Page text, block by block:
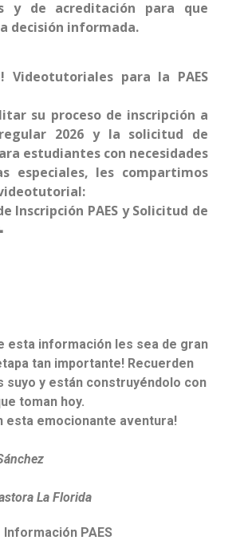
y de acreditación para que
decisión informada.
Videotutoriales para la PAES
su proceso de inscripción a
2026 y la solicitud de
estudiantes con necesidades
especiales, les compartimos
Inscripción PAES y Solicitud de
esta información les sea de gran
tan importante! Recuerden
suyo y están construyéndolo con
toman hoy.
esta emocionante aventura!
La Florida
Información PAES